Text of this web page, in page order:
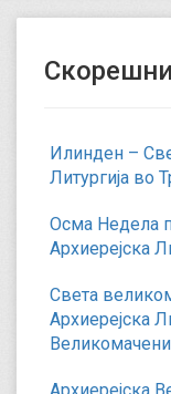
Илинден –
Литургија во
Осма Недела
Архиерејска
Света
Архиерејска